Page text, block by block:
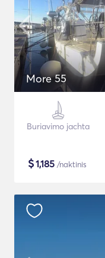
More 55
Buriavimo jachta
$1,185 /naktinis